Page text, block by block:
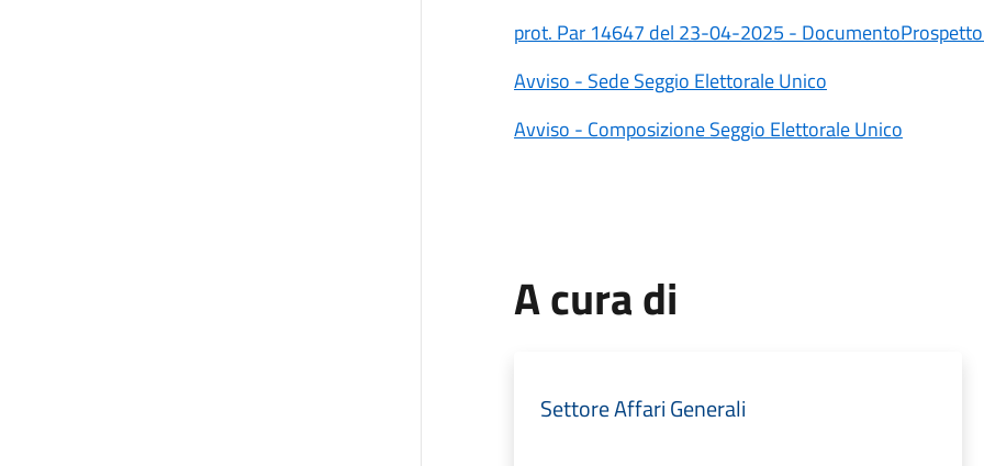
prot. Par 14647 del 23-04-2025 -
Avviso - Sede Seggio Elettorale Unico
Avviso - Composizione Seggio Elettorale Unico
A cura di
Settore Affari Generali